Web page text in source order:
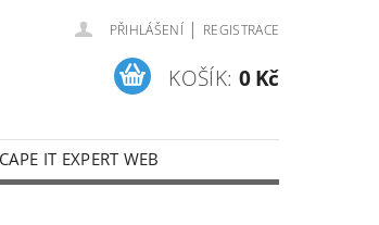
PŘIHLÁŠENÍ | REGISTRACE
KOŠÍK: 0 Kč
IT EXPERT WEB